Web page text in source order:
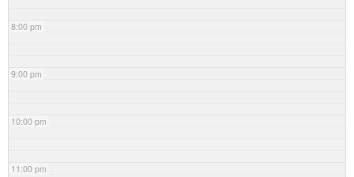
8:00 pm
9:00 pm
10:00 pm
11:00 pm